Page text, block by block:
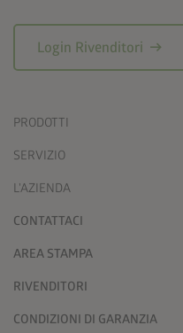
Login Rivenditori arrow_right_alt
PRODOTTI
SERVIZIO
L'AZIENDA
CONTATTACI
AREA STAMPA
RIVENDITORI
CONDIZIONI DI GARANZIA